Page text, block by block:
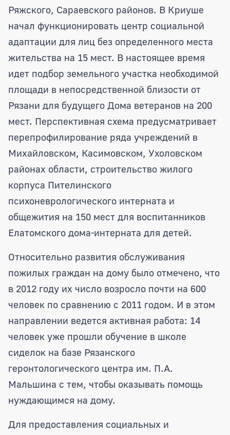
Ряжского, Сараевского районов. В Криуше
начал функционировать центр социальной
адаптации для лиц без определенного места
жительства на 15 мест. В настоящее время
идет подбор земельного участка необходимой
площади в непосредственной близости от
Рязани для будущего Дома ветеранов на 200
мест. Перспективная схема предусматривает
перепрофилирование ряда учреждений в
Михайловском, Касимовском, Ухоловском
районах области, строительство жилого
корпуса Пителинского
психоневрологического интерната и
общежития на 150 мест для воспитанников
Елатомского дома-интерната для детей.
Относительно развития обслуживания
пожилых граждан на дому было отмечено, что
в 2012 году их число возросло почти на 600
человек по сравнению с 2011 годом. И в этом
направлении ведется активная работа: 14
человек уже прошли обучение в школе
сиделок на базе Рязанского
геронтологического центра им. П.А.
Мальшина с тем, чтобы оказывать помощь
нуждающимся на дому.
Для предоставления социальных и